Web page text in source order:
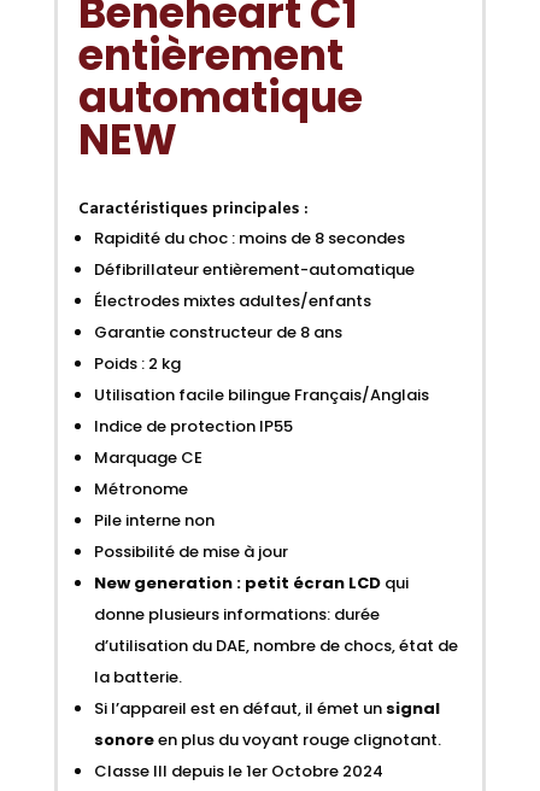
Beneheart C1
entièrement
automatique
NEW
Caractéristiques principales :
Rapidité du choc : moins de 8 secondes
Défibrillateur entièrement-automatique
Électrodes mixtes adultes/enfants
Garantie constructeur de 8 ans
Poids : 2 kg
Utilisation facile bilingue Français/Anglais
Indice de protection IP55
Marquage CE
Métronome
Pile interne non
Possibilité de mise à jour
New generation : petit écran LCDqui
donne plusieurs informations: durée
d’utilisation du DAE, nombre de chocs, état de
la batterie.
Si l’appareil est en défaut, il émet un signal
sonoreen plus du voyant rouge clignotant.
Classe III depuis le 1er Octobre 2024